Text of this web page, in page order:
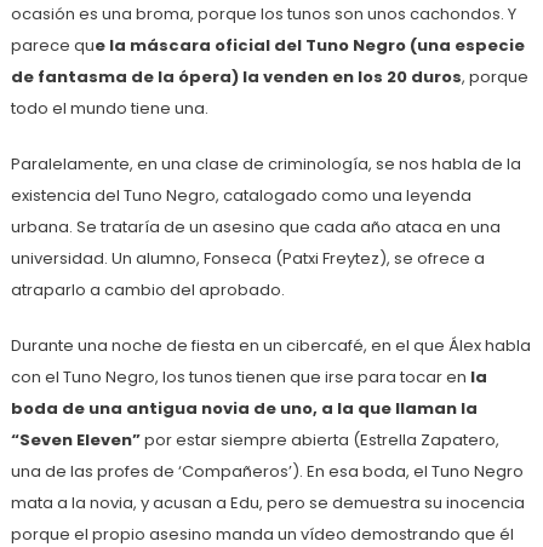
ocasión es una broma, porque los tunos son unos cachondos. Y
parece que la máscara oficial del Tuno Negro (una especie
de fantasma de la ópera) la venden en los 20 duros, porque
todo el mundo tiene una.
Paralelamente, en una clase de criminología, se nos habla de la
existencia del Tuno Negro, catalogado como una leyenda
urbana. Se trataría de un asesino que cada año ataca en una
universidad. Un alumno, Fonseca (Patxi Freytez), se ofrece a
atraparlo a cambio del aprobado.
Durante una noche de fiesta en un cibercafé, en el que Álex habla
con el Tuno Negro, los tunos tienen que irse para tocar en la
boda de una antigua novia de uno, a la que llaman la
“Seven Eleven”por estar siempre abierta (Estrella Zapatero,
una de las profes de ‘Compañeros’). En esa boda, el Tuno Negro
mata a la novia, y acusan a Edu, pero se demuestra su inocencia
porque el propio asesino manda un vídeo demostrando que él